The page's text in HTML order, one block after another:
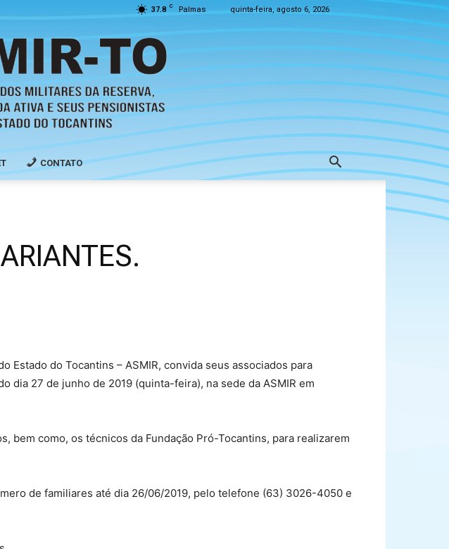
37.8 C Palmas quinta-feira, agosto 6, 2026
CONTATO
Estado do Tocantins – ASMIR, convida seus associados para
dia 27 de junho de 2019 (quinta-feira), na sede da ASMIR em
bem como, os técnicos da Fundação Pró-Tocantins, para realizarem
de familiares até dia 26/06/2019, pelo telefone (63) 3026-4050 e